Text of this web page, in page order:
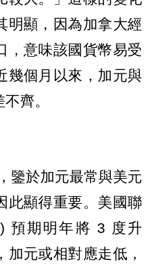
明顯，因為加拿大經
，意味該國貨幣易受
幾個月以來，加元與
齊。
鑒於加元最常與美元
此顯得重要。美國聯
預期明年將 3 度升
元或相對應走低，